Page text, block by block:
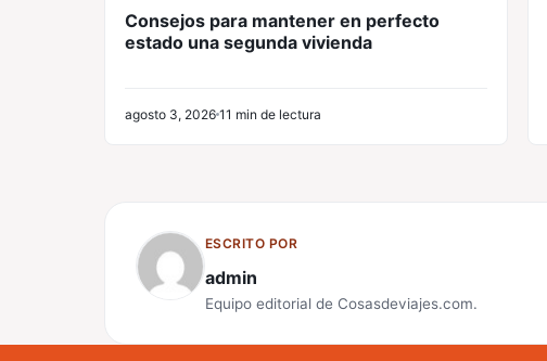
Consejos para mantener en perfecto
estado una segunda vivienda
agosto 3, 2026 11 min de lectura
ESCRITO POR
admin
Equipo editorial de Cosasdeviajes.com.